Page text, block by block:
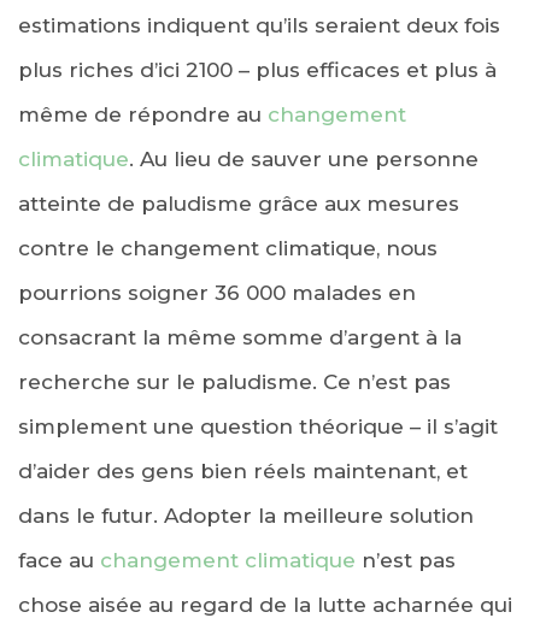
estimations indiquent qu’ils seraient deux fois
plus riches d’ici 2100 – plus efficaces et plus à
même de répondre au changement
climatique. Au lieu de sauver une personne
atteinte de paludisme grâce aux mesures
contre le changement climatique, nous
pourrions soigner 36 000 malades en
consacrant la même somme d’argent à la
recherche sur le paludisme. Ce n’est pas
simplement une question théorique – il s’agit
d’aider des gens bien réels maintenant, et
dans le futur. Adopter la meilleure solution
face au changement climatique n’est pas
chose aisée au regard de la lutte acharnée qui